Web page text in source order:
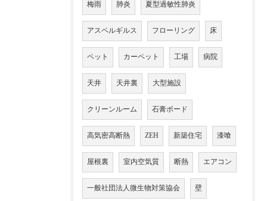
梅雨 肺炎 夏型過敏性肺炎
アスペルギルス フローリング 床
ペット カーペット 工場 病院
天井 天井裏 大型施設
クリーンルーム 石膏ボード
高気密高断熱 ZEH 新築住宅 漆喰
屋根裏 室内空気質 断熱 エアコン
一般社団法人微生物対策協会 壁